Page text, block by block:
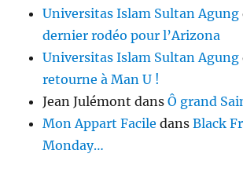
Universitas Islam Sultan Agung
dernier rodéo pour l’Arizona
Universitas Islam Sultan Agung
retourne à Man U !
Jean Julémont dansÔ grand
Mon Appart Facile dansBlack
Monday…